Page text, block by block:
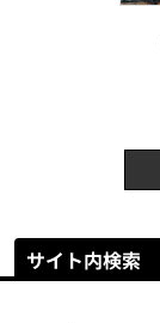
サイト内検索